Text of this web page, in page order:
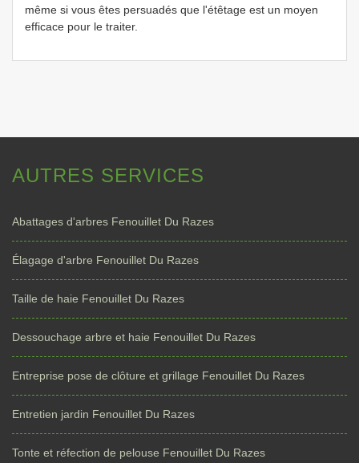
même si vous êtes persuadés que l'étêtage est un moyen
efficace pour le traiter.
AUTRES SERVICES
Abattages d'arbres Fenouillet Du Razes
Élagage d'arbre Fenouillet Du Razes
Taille de haie Fenouillet Du Razes
Dessouchage arbre et haie Fenouillet Du Razes
Entreprise pose de clôture et grillage Fenouillet Du Razes
Entretien jardin Fenouillet Du Razes
Tonte et réfection de pelouse Fenouillet Du Razes